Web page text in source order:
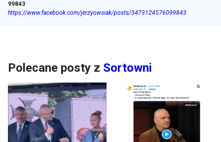
99843
https://www.facebook.com/jerzyowsiak/posts/3473124576099843
Polecane posty z Sortowni